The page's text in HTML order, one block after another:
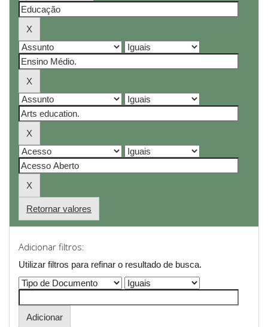
Retornar valores
Adicionar filtros:
Utilizar filtros para refinar o resultado de busca.